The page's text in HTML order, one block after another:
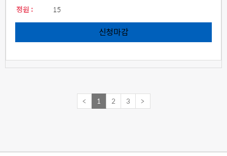
정원 :
15
신청마감
< 1 2 3 >